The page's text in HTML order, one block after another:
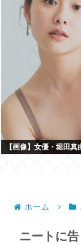
【画像】女優・堀田
ホーム
ニートに